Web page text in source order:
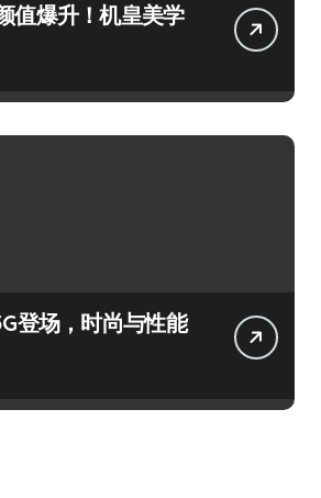
值爆升！机皇美学
登场，时尚与性能